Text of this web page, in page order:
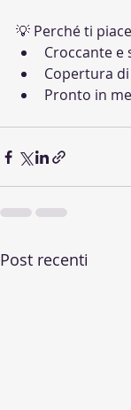
💡 Perché ti
Croccante e
Copertura
Pronto in
Post recenti